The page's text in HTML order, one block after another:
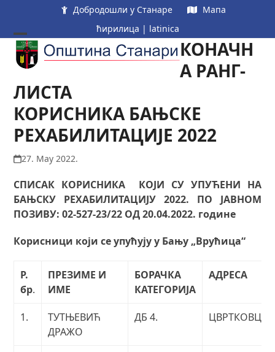
content
Добродошли у Станаре
Мапа
ћирилица | latinica
Open
mobile
menu
Close
mobile
menu
КОНАЧН
А РАНГ-
ЛИСТА
КОРИСНИКА БАЊСКЕ
РЕХАБИЛИТАЦИЈЕ 2022
27. May 2022.
СПИСАК КОРИСНИКА КОЈИ СУ УПУЋЕНИ НА
БАЊСКУ РЕХАБИЛИТАЦИЈУ 2022. ПО ЈАВНОМ
ПОЗИВУ: 02-527-23/22 ОД 20.04.2022. године
Корисници који се упућују у Бању „Врућица“
Р.
бр.
ПРЕЗИМЕ И
ИМЕ
БОРАЧКА
КАТЕГОРИЈА
АДРЕСА
1.
ТУТЊЕВИЋ
ДРАЖО
ДБ 4. ЦВРТКОВЦИ